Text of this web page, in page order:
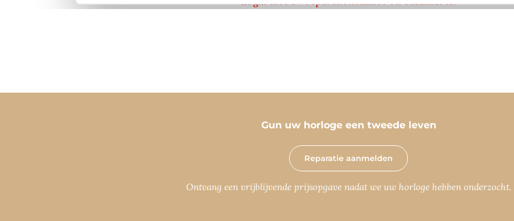
Gun uw horloge een tweede leven
Reparatie aanmelden
Ontvang een vrijblijvende prijsopgave nadat we uw horloge hebben onderzocht.